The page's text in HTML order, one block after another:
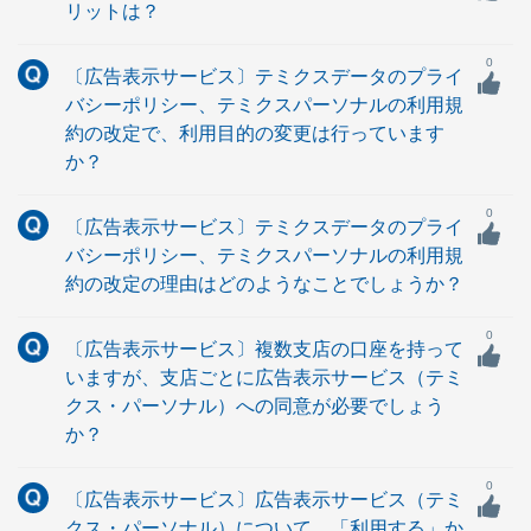
リットは？
〔広告表示サービス〕テミクスデータのプライ
バシーポリシー、テミクスパーソナルの利用規
約の改定で、利用目的の変更は行っています
か？
0
〔広告表示サービス〕テミクスデータのプライ
バシーポリシー、テミクスパーソナルの利用規
約の改定の理由はどのようなことでしょうか？
0
〔広告表示サービス〕複数支店の口座を持って
いますが、支店ごとに広告表示サービス（テミ
クス・パーソナル）への同意が必要でしょう
か？
0
〔広告表示サービス〕広告表示サービス（テミ
0